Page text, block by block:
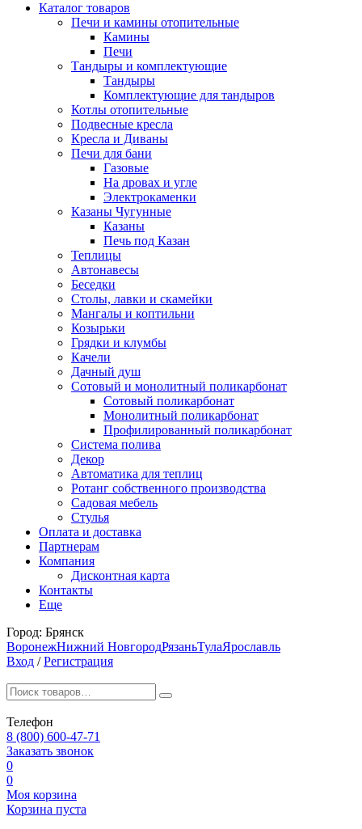
Каталог товаров
Печи и камины отопительные
Камины
Печи
Тандыры и комплектующие
Тандыры
Комплектующие для тандыров
Котлы отопительные
Подвесные кресла
Кресла и Диваны
Печи для бани
Газовые
На дровах и угле
Электрокаменки
Казаны Чугунные
Казаны
Печь под Казан
Теплицы
Автонавесы
Беседки
Столы, лавки и скамейки
Мангалы и коптильни
Козырьки
Грядки и клумбы
Качели
Дачный душ
Сотовый и монолитный поликарбонат
Сотовый поликарбонат
Монолитный поликарбонат
Профилированный поликарбонат
Система полива
Декор
Автоматика для теплиц
Ротанг собственного производства
Садовая мебель
Стулья
Оплата и доставка
Партнерам
Компания
Дисконтная карта
Контакты
Еще
Город: Брянск
ВоронежНижний НовгородРязаньТулаЯрославль
Вход / Регистрация
Телефон
8 (800) 600-47-71
Заказать звонок
0
0
Моя корзина
Корзина пуста